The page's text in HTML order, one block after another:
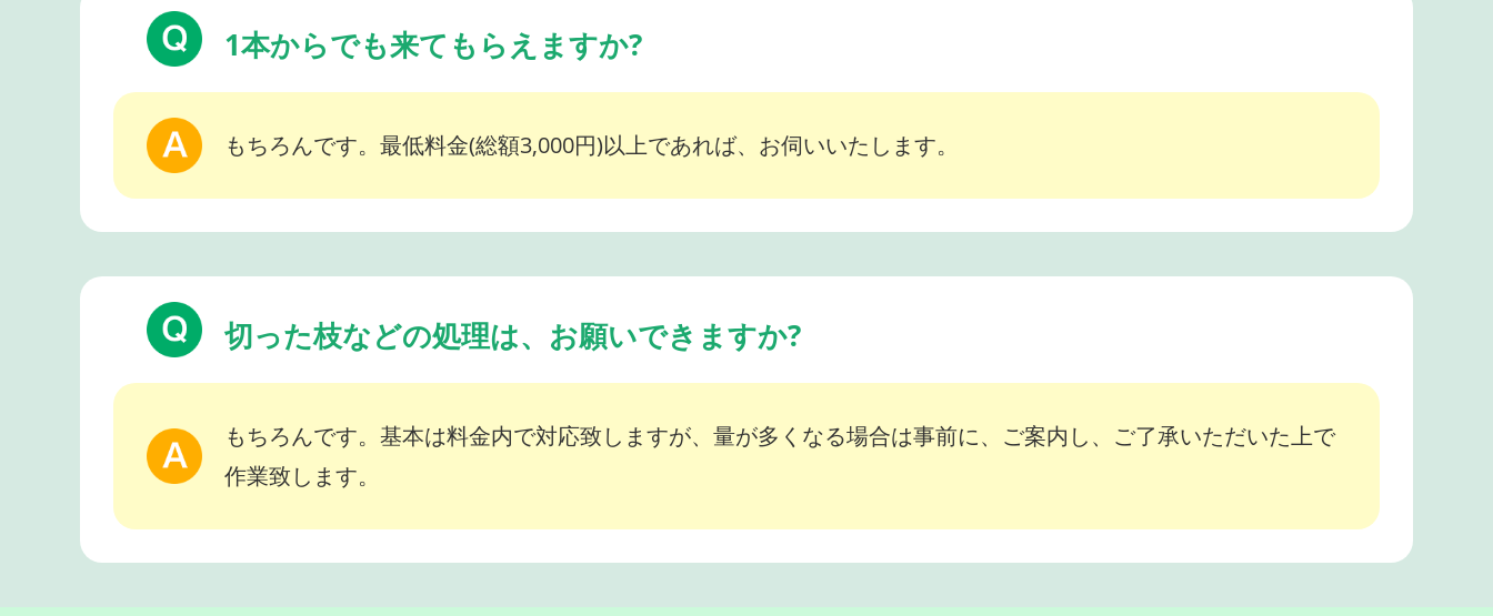
1本からでも来てもらえますか?
もちろんです。最低料金(総額3,000円)以上であれば、お伺いいたします。
切った枝などの処理は、お願いできますか?
もちろんです。基本は料金内で対応致しますが、量が多くなる場合は事前に、ご案内し、ご了承いただいた上で
作業致します。